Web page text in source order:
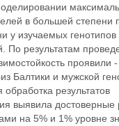
в большей степени
у изучаемых
По результатам
проявили
Балтики и мужской
обработка результатов
выявила достоверные
на 5% и 1% уровне